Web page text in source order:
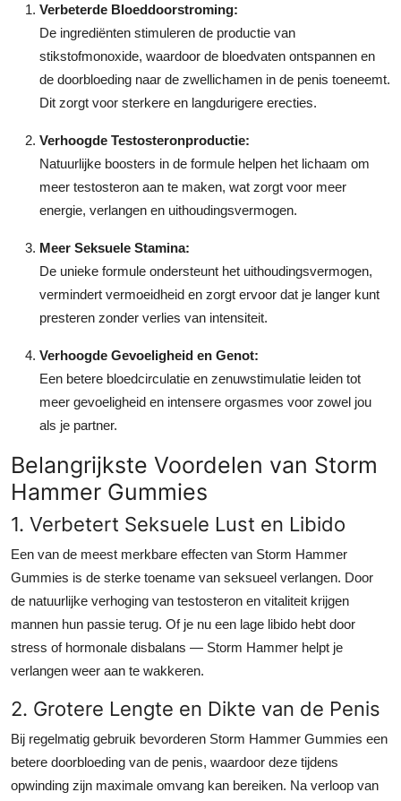
Verbeterde Bloeddoorstroming:
De ingrediënten stimuleren de productie van
stikstofmonoxide, waardoor de bloedvaten ontspannen en
de doorbloeding naar de zwellichamen in de penis toeneemt.
Dit zorgt voor sterkere en langdurigere erecties.
Verhoogde Testosteronproductie:
Natuurlijke boosters in de formule helpen het lichaam om
meer testosteron aan te maken, wat zorgt voor meer
energie, verlangen en uithoudingsvermogen.
Meer Seksuele Stamina:
De unieke formule ondersteunt het uithoudingsvermogen,
vermindert vermoeidheid en zorgt ervoor dat je langer kunt
presteren zonder verlies van intensiteit.
Verhoogde Gevoeligheid en Genot:
Een betere bloedcirculatie en zenuwstimulatie leiden tot
meer gevoeligheid en intensere orgasmes voor zowel jou
als je partner.
Belangrijkste Voordelen van Storm
Hammer Gummies
1. Verbetert Seksuele Lust en Libido
Een van de meest merkbare effecten van Storm Hammer
Gummies is de sterke toename van seksueel verlangen. Door
de natuurlijke verhoging van testosteron en vitaliteit krijgen
mannen hun passie terug. Of je nu een lage libido hebt door
stress of hormonale disbalans — Storm Hammer helpt je
verlangen weer aan te wakkeren.
2. Grotere Lengte en Dikte van de Penis
Bij regelmatig gebruik bevorderen Storm Hammer Gummies een
betere doorbloeding van de penis, waardoor deze tijdens
opwinding zijn maximale omvang kan bereiken. Na verloop van